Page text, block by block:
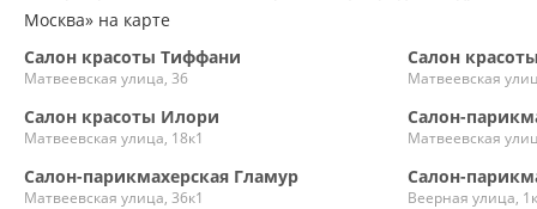
Салон красоты Тиффани
Матвеевская улица, 36
Салон красоты Илори
Матвеевская улица, 18к1
Салон-парикмахерская Гламур
Матвеевская улица, 36к1
Салон
Матвеевская
Салон-
Матвеевская
Салон-
Веерная улица,